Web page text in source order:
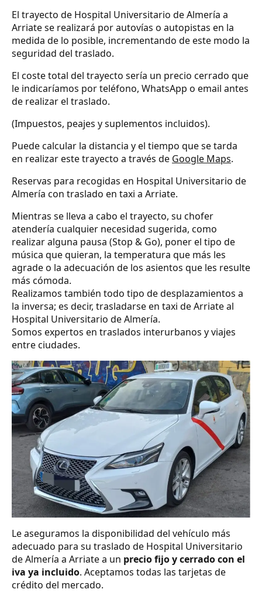
El trayecto de Hospital Universitario de Almería a
Arriate se realizará por autovías o autopistas en la
medida de lo posible, incrementando de este modo la
seguridad del traslado.
El coste total del trayecto sería un precio cerrado que
le indicaríamos por teléfono, WhatsApp o email antes
de realizar el traslado.
(Impuestos, peajes y suplementos incluidos).
Puede calcular la distancia y el tiempo que se tarda
en realizar este trayecto a través de Google Maps.
Reservas para recogidas en Hospital Universitario de
Almería con traslado en taxi a Arriate.
Mientras se lleva a cabo el trayecto, su chofer
atendería cualquier necesidad sugerida, como
realizar alguna pausa (Stop & Go), poner el tipo de
música que quieran, la temperatura que más les
agrade o la adecuación de los asientos que les resulte
más cómoda.
Realizamos también todo tipo de desplazamientos a
la inversa; es decir, trasladarse en taxi de Arriate al
Hospital Universitario de Almería.
Somos expertos en traslados interurbanos y viajes
entre ciudades.
Le aseguramos la disponibilidad del vehículo más
adecuado para su traslado de Hospital Universitario
de Almería a Arriate a un precio fijo y cerrado con el
iva ya incluido. Aceptamos todas las tarjetas de
crédito del mercado.